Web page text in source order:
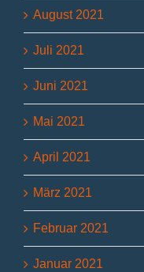
August 2021
Juli 2021
Juni 2021
Mai 2021
April 2021
März 2021
Februar 2021
Januar 2021